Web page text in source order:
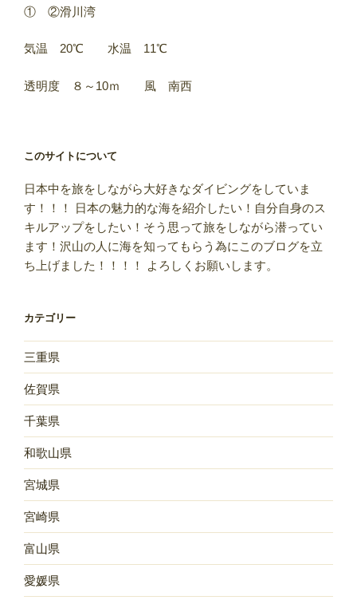
① ②滑川湾
気温 20℃ 水温 11℃
透明度 ８～10ｍ 風 南西
このサイトについて
日本中を旅をしながら大好きなダイビングをしていま
す！！！ 日本の魅力的な海を紹介したい！自分自身のス
キルアップをしたい！そう思って旅をしながら潜ってい
ます！沢山の人に海を知ってもらう為にこのブログを立
ち上げました！！！！ よろしくお願いします。
カテゴリー
三重県
佐賀県
千葉県
和歌山県
宮城県
宮崎県
富山県
愛媛県